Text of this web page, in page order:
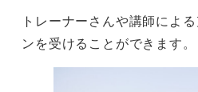
トレーナーさんや講師によ
ンを受けることができます。